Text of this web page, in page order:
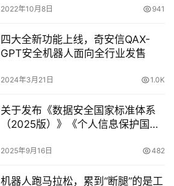
2022年10月8日 941
四大全新功能上线，奇安信QAX-
GPT安全机器人面向全行业发售
2024年3月21日 1.0K
关于发布《数据安全国家标准体系
（2025版）》《个人信息保护国家
2025年9月16日 482
机器人跑马拉松，累到“断腿”的是工